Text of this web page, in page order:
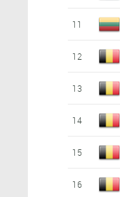
11
12
13
14
15
16